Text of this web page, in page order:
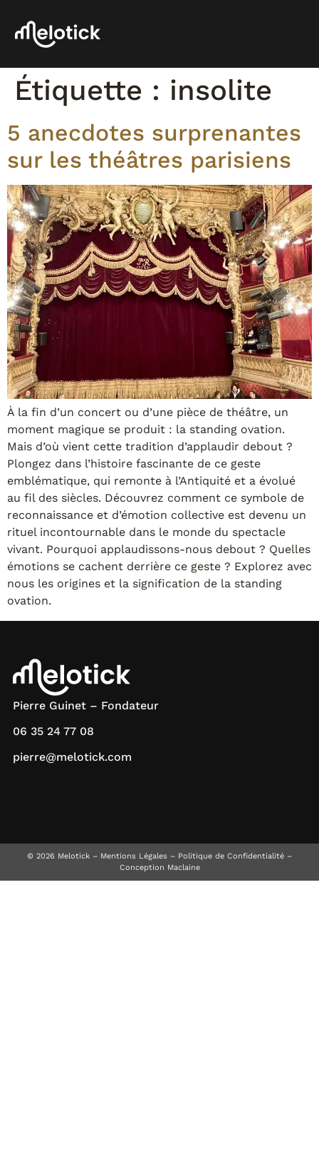
Étiquette : insolite
5 anecdotes surprenantes
sur les théâtres parisiens
À la fin d’un concert ou d’une pièce de théâtre, un
moment magique se produit : la standing ovation.
Mais d’où vient cette tradition d’applaudir debout ?
Plongez dans l’histoire fascinante de ce geste
emblématique, qui remonte à l’Antiquité et a évolué
au fil des siècles. Découvrez comment ce symbole de
reconnaissance et d’émotion collective est devenu un
rituel incontournable dans le monde du spectacle
vivant. Pourquoi applaudissons-nous debout ? Quelles
émotions se cachent derrière ce geste ? Explorez avec
nous les origines et la signification de la standing
ovation.
Pierre Guinet – Fondateur
06 35 24 77 08
pierre@melotick.com
© 2026 Melotick – Mentions Légales – Politique de Confidentialité –
Conception Maclaine